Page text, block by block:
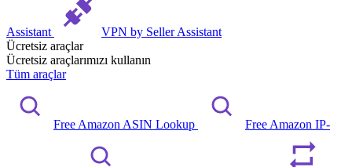
Assistant
VPN by Seller Assistant
Ücretsiz araçlar
Ücretsiz araçlarımızı kullanın
Tüm araçlar
Free Amazon ASIN Lookup Free Amazon IP-